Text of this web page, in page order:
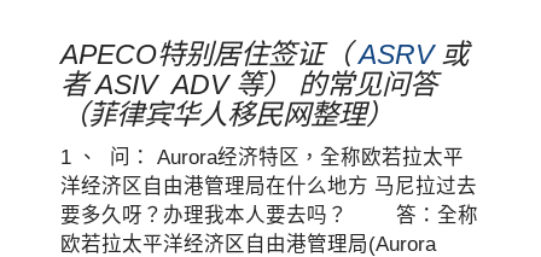
APECO特别居住签证（ASRV或
者 ASIV ADV 等） 的常见问答
（菲律宾华人移民网整理）
1 、 问： Aurora经济特区，全称欧若拉太平
洋经济区自由港管理局在什么地方 马尼拉过去
要多久呀？办理我本人要去吗？ 答：全称
欧若拉太平洋经济区自由港管理局(Aurora